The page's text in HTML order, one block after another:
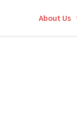
About Us